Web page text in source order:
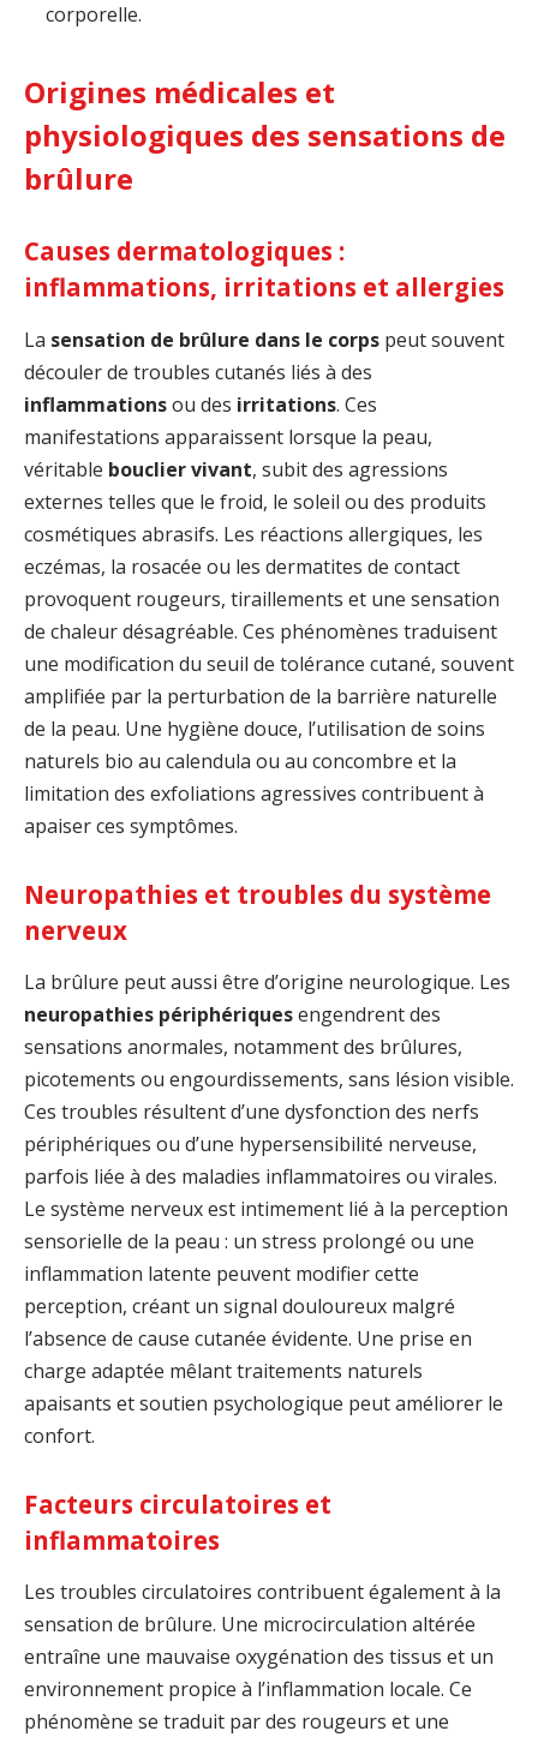
corporelle.
Origines médicales et
physiologiques des sensations de
brûlure
Causes dermatologiques :
inflammations, irritations et allergies
La sensation de brûlure dans le corps peut souvent
découler de troubles cutanés liés à des
inflammationsou des irritations. Ces
manifestations apparaissent lorsque la peau,
véritable bouclier vivant, subit des agressions
externes telles que le froid, le soleil ou des produits
cosmétiques abrasifs. Les réactions allergiques, les
eczémas, la rosacée ou les dermatites de contact
provoquent rougeurs, tiraillements et une sensation
de chaleur désagréable. Ces phénomènes traduisent
une modification du seuil de tolérance cutané, souvent
amplifiée par la perturbation de la barrière naturelle
de la peau. Une hygiène douce, l’utilisation de soins
naturels bio au calendula ou au concombre et la
limitation des exfoliations agressives contribuent à
apaiser ces symptômes.
Neuropathies et troubles du système
nerveux
La brûlure peut aussi être d’origine neurologique. Les
neuropathies périphériquesengendrent des
sensations anormales, notamment des brûlures,
picotements ou engourdissements, sans lésion visible.
Ces troubles résultent d’une dysfonction des nerfs
périphériques ou d’une hypersensibilité nerveuse,
parfois liée à des maladies inflammatoires ou virales.
Le système nerveux est intimement lié à la perception
sensorielle de la peau : un stress prolongé ou une
inflammation latente peuvent modifier cette
perception, créant un signal douloureux malgré
l’absence de cause cutanée évidente. Une prise en
charge adaptée mêlant traitements naturels
apaisants et soutien psychologique peut améliorer le
confort.
Facteurs circulatoires et
inflammatoires
Les troubles circulatoires contribuent également à la
sensation de brûlure. Une microcirculation altérée
entraîne une mauvaise oxygénation des tissus et un
environnement propice à l’inflammation locale. Ce
phénomène se traduit par des rougeurs et une